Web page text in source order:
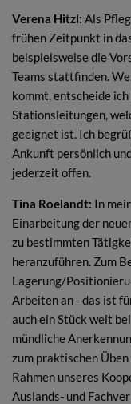
Verena Hitzl: Als
frühen Zeitpunkt in
beispielsweise die
Teams stattfinden.
kommt, entscheide
Stationsleitungen,
geeignet ist. Ich
Ankunft persönlich
jederzeit offen.
Tina Roelandt: In
Einarbeitung der
zu bestimmten
heranzuführen. Zum
Lagerung/
Arbeiten an - das ist
auch ein Stück weit
mündliche
zum praktischen
Rahmen unseres
Auslands- und